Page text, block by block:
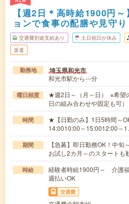
【週2日＊高時給1900円
ョンで食事の配膳や見守
交通費別途支給あり 土日祝日が休み
派遣
勤務地 埼玉県和光市
和光市駅から---分
曜日頻度
★週2日～（月～日） ※希望
日の組み合わせや固定も可）
時間
★【日勤のみ】1日5時間～
14:0010:00～15:0012:00～
期間
【急募】即日勤務OK！中
お試し2カ月～のスタートも
時給
経験者時給1900円～ 介護
週払いOK
交通費